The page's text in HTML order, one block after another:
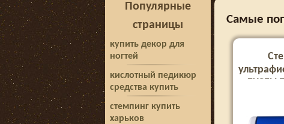
Популярные
страницы
купить декор для
ногтей
кислотный педикюр
средства купить
стемпинг купить
харьков
Самые